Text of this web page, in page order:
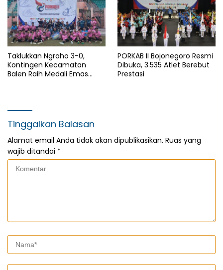
Taklukkan Ngraho 3-0,
Kontingen Kecamatan
Balen Raih Medali Emas
PORKAB II Bojonegoro Resmi
Dibuka, 3.535 Atlet Berebut
Prestasi
Tinggalkan Balasan
Alamat email Anda tidak akan dipublikasikan. Ruas yang
wajib ditandai *